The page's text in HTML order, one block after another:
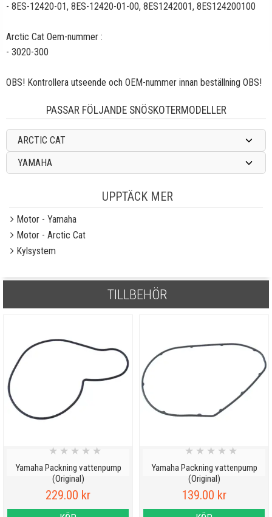
- 8ES-12420-01, 8ES-12420-01 -00, 8ES1242001, 8ES124200100
Arctic Cat Oem-nummer :
- 3020-300
OBS! Kontrollera utseende och OEM-nummer innan beställning OBS!
PASSAR FÖLJANDE SNÖSKOTERMODELLER
ARCTIC CAT
YAMAHA
UPPTÄCK MER
Motor - Yamaha
Motor - Arctic Cat
Kylsystem
TILLBEHÖR
Yamaha Packning vattenpump
(Original)
★ ★ ★ ★ ★
229.00 kr
Yamaha Packning vattenpump
(Original)
★ ★ ★ ★ ★
139.00 kr